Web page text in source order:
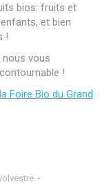
bios: fruits et
et bien
!
vous
!
Foire Bio du Grand